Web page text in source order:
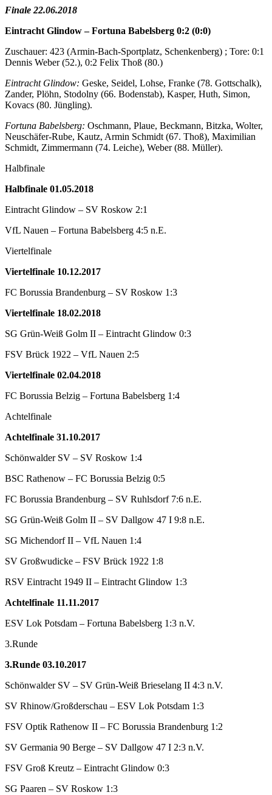
Finale 22.06.2018
Eintracht Glindow – Fortuna Babelsberg 0:2 (0:0)
Zuschauer: 423 (Armin-Bach-Sportplatz, Schenkenberg) ; Tore: 0:1
Dennis Weber(52.), 0:2 Felix Thoß (80.)
Eintracht Glindow: Geske, Seidel, Lohse, Franke (78. Gottschalk),
Zander, Plöhn, Stodolny (66. Bodenstab), Kasper, Huth, Simon,
Kovacs (80. Jüngling).
Fortuna Babelsberg: Oschmann, Plaue, Beckmann, Bitzka, Wolter,
Neuschäfer-Rube, Kautz, Armin Schmidt (67. Thoß), Maximilian
Schmidt, Zimmermann (74. Leiche), Weber (88. Müller).
Halbfinale
Halbfinale 01.05.2018
Eintracht Glindow – SV Roskow 2:1
VfL Nauen – Fortuna Babelsberg 4:5 n.E.
Viertelfinale
Viertelfinale 10.12.2017
FC Borussia Brandenburg – SV Roskow 1:3
Viertelfinale 18.02.2018
SG Grün-Weiß Golm II – Eintracht Glindow 0:3
FSV Brück 1922 – VfL Nauen 2:5
Viertelfinale 02.04.2018
FC Borussia Belzig – Fortuna Babelsberg 1:4
Achtelfinale
Achtelfinale 31.10.2017
Schönwalder SV – SV Roskow 1:4
BSC Rathenow – FC Borussia Belzig 0:5
FC Borussia Brandenburg – SV Ruhlsdorf 7:6 n.E.
SG Grün-Weiß Golm II – SV Dallgow 47 I 9:8 n.E.
SG Michendorf II – VfL Nauen 1:4
SV Großwudicke – FSV Brück 1922 1:8
RSV Eintracht 1949 II – Eintracht Glindow 1:3
Achtelfinale 11.11.2017
ESV Lok Potsdam – Fortuna Babelsberg 1:3 n.V.
3.Runde
3.Runde 03.10.2017
Schönwalder SV – SV Grün-Weiß Brieselang II 4:3 n.V.
SV Rhinow/Großderschau – ESV Lok Potsdam 1:3
FSV Optik Rathenow II – FC Borussia Brandenburg 1:2
SV Germania 90 Berge – SV Dallgow 47 I 2:3 n.V.
FSV Groß Kreutz – Eintracht Glindow 0:3
SG Paaren – SV Roskow 1:3